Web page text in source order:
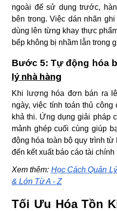
ngoài để sử dụng trước,
bên trong. Việc dán nhãn
dùng lên từng khay thực
bếp không bị nhầm lẫn trong
Bước 5: Tự động hóa
lý nhà hàng
Khi lượng hóa đơn bán ra
ngày, việc tính toán thủ
khả thi. Ứng dụng giải pháp
mảnh ghép cuối cùng giúp
động hóa toàn bộ quy trình
đến kết xuất báo cáo tài chính
Xem thêm: Học Cách Quản
& Lớn Từ A - Z
Tối Ưu Hóa Tồn